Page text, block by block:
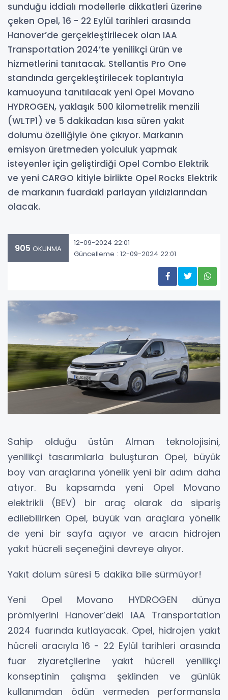
sunduğu iddialı modellerle dikkatleri üzerine
çeken Opel, 16 - 22 Eylül tarihleri arasında
Hanover’de gerçekleştirilecek olan IAA
Transportation 2024’te yenilikçi ürün ve
hizmetlerini tanıtacak. Stellantis Pro One
standında gerçekleştirilecek toplantıyla
kamuoyuna tanıtılacak yeni Opel Movano
HYDROGEN, yaklaşık 500 kilometrelik menzili
(WLTP1) ve 5 dakikadan kısa süren yakıt
dolumu özelliğiyle öne çıkıyor. Markanın
emisyon üretmeden yolculuk yapmak
isteyenler için geliştirdiği Opel Combo Elektrik
ve yeni CARGO kitiyle birlikte Opel Rocks Elektrik
de markanın fuardaki parlayan yıldızlarından
olacak.
905 OKUNMA
12-09-2024 22:01
Güncelleme : 12-09-2024 22:01
Sahip olduğu üstün Alman teknolojisini,
yenilikçi tasarımlarla buluşturan Opel, büyük
boy van araçlarına yönelik yeni bir adım daha
atıyor. Bu kapsamda yeni Opel Movano
elektrikli (BEV) bir araç olarak da sipariş
edilebilirken Opel, büyük van araçlara yönelik
de yeni bir sayfa açıyor ve aracın hidrojen
yakıt hücreli seçeneğini devreye alıyor.
Yakıt dolum süresi 5 dakika bile sürmüyor!
Yeni Opel Movano HYDROGEN dünya
prömiyerini Hanover’deki IAA Transportation
2024 fuarında kutlayacak. Opel, hidrojen yakıt
hücreli aracıyla 16 - 22 Eylül tarihleri arasında
fuar ziyaretçilerine yakıt hücreli yenilikçi
konseptinin çalışma şeklinden ve günlük
kullanımdan ödün vermeden performansla